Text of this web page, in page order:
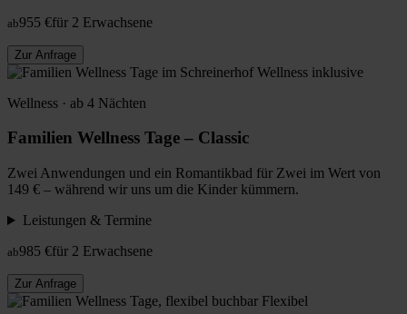
ab955 €für 2 Erwachsene
Zur Anfrage
Wellness inklusive
Wellness · ab 4 Nächten
Familien Wellness Tage – Classic
Zwei Anwendungen und ein Romantikbad für Zwei im Wert von
149 € – während wir uns um die Kinder kümmern.
Leistungen & Termine
ab985 €für 2 Erwachsene
Zur Anfrage
Flexibel